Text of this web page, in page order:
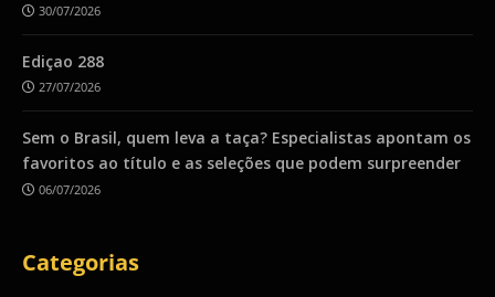
30/07/2026
Ediçao 288
27/07/2026
Sem o Brasil, quem leva a taça? Especialistas apontam os
favoritos ao título e as seleções que podem surpreender
06/07/2026
Categorias